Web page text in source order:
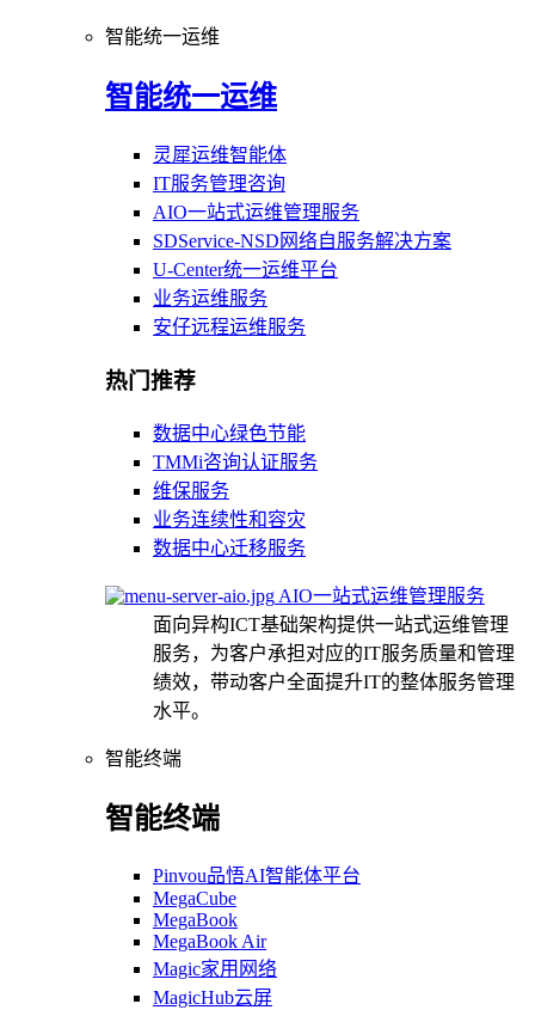
智能统一运维
智能统一运维
灵犀运维智能体
IT服务管理咨询
AIO一站式运维管理服务
SDService-NSD网络自服务解决方案
U-Center统一运维平台
业务运维服务
安仔远程运维服务
热门推荐
数据中心绿色节能
TMMi咨询认证服务
维保服务
业务连续性和容灾
数据中心迁移服务
AIO一站式运维管理服务
面向异构ICT基础架构提供一站式运维管理
服务，为客户承担对应的IT服务质量和管理
绩效，带动客户全面提升IT的整体服务管理
水平。
智能终端
智能终端
Pinvou品悟AI智能体平台
MegaCube
MegaBook
MegaBook Air
Magic家用网络
MagicHub云屏